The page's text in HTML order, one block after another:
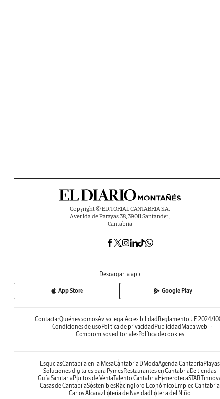
Copyright © EDITORIAL CANTABRIA S.A.
Avenida de Parayas 38, 39011 Santander ,
Cantabria
Descargar la app
App Store Google Play
ContactarQuiénes somosAviso legalAccesibilidadReglamento UE 2024/
Condiciones de usoPolítica de privacidadPublicidadMapa web
Compromisos editorialesPolítica de cookies
EsquelasCantabria en la MesaCantabria DModaAgenda CantabriaPlayas
Soluciones digitales para PymesRestaurantes en CantabriaDe tiendas
Guía SanitariaPuntos de VentaTalento CantabriaHemeroteca
Casas de CantabriaSosteniblesRacingForo EconómicoEmpleo Cantabria
Carlos AlcarazLotería de NavidadLotería del Niño